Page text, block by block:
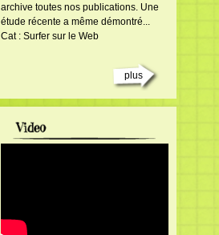
archive toutes nos publications. Une
étude récente a même démontré...
Cat : Surfer sur le Web
plus